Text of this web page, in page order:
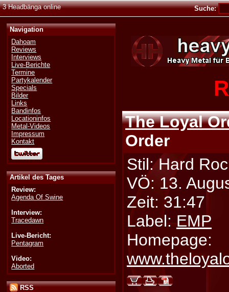
3 Headbänga online Suche:
Navigation
Dahoam
Reviews
Interviews
Live-Berichte
Termine
Partykalender
Specials
Bilder
Links
Bandinfos
Locationinfos
Metal-Videos
Impressum
Kontakt
Artikel des Tages
Review:
Agenda Of Swine
Interview:
Tracedawn
Live-Bericht:
Pentagram
Video:
Aborted
RSS
The Loyal
Order
Stil: Hard
VÖ: 13.
Zeit: 31:47
Label: EMP
Homepage: